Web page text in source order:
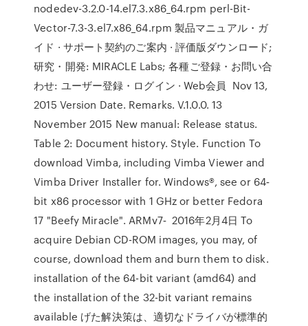
nodedev-3.2.0-14.el7.3.x86_64.rpm perl-Bit-
Vector-7.3-3.el7.x86_64.rpm 製品マニュアル・ガ
イド · サポート契約のご案内 · 評価版ダウンロード;
研究・開発: MIRACLE Labs; 各種ご登録・お問い合
わせ: ユーザー登録・ログイン · Web会員 Nov 13,
2015 Version Date. Remarks. V.1.0.0. 13
November 2015 New manual: Release status.
Table 2: Document history. Style. Function To
download Vimba, including Vimba Viewer and
Vimba Driver Installer for. Windows®, see or 64‐
bit x86 processor with 1 GHz or better Fedora
17 "Beefy Miracle". ARMv7‐ 2016年2月4日 To
acquire Debian CD-ROM images, you may, of
course, download them and burn them to disk.
installation of the 64-bit variant (amd64) and
the installation of the 32-bit variant remains
available げた解決策は、適切なドライバが標準的